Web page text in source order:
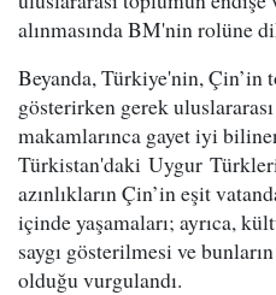
alınmasında BM'nin rolüne
Beyanda, Türkiye'nin, Çin’in
gösterirken gerek
makamlarınca gayet iyi
Türkistan'daki Uygur
azınlıkların Çin’in eşit
içinde yaşamaları; ayrıca,
saygı gösterilmesi ve
olduğu vurgulandı.